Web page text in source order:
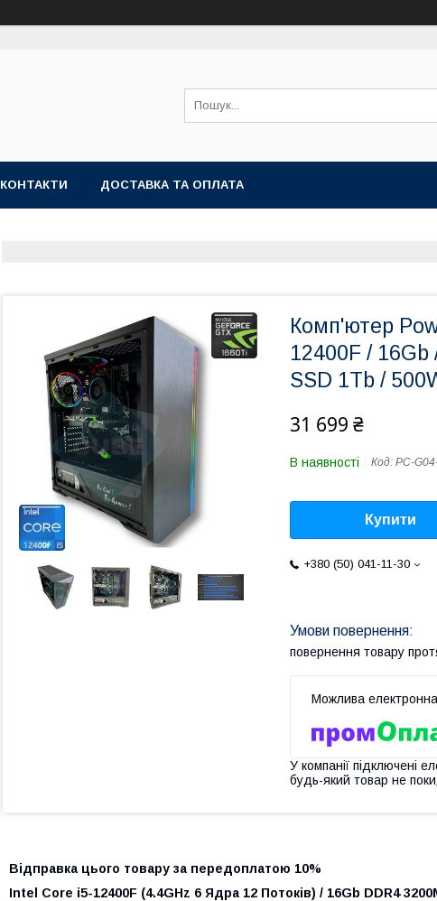
КОНТАКТИ ДОСТАВКА ТА ОПЛАТА
Комп'ютер
12400F /
SSD 1Tb /
31 699 ₴
В наявності Код: PC-
Купити
+380 (50) 041-11-30
повернення товару
У компанії підключені
будь-який товар не
Відправка цього товару за передоплатою 10%
Intel Core i5-12400F (4.4GHz 6 Ядра 12 Потоків) / 16Gb DDR4